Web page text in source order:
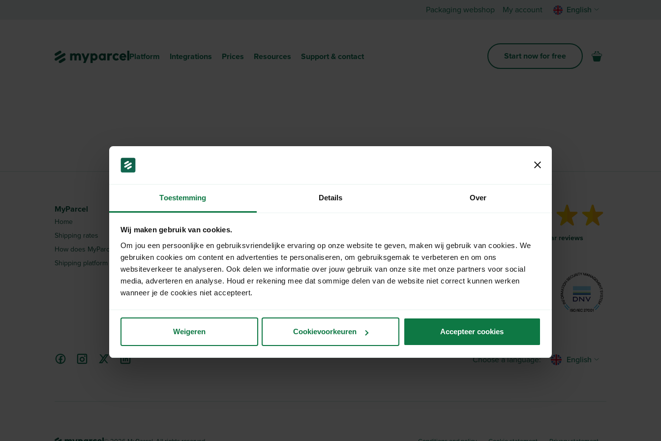
Toestemming Details Over
Wij maken gebruik van cookies.
Om jou een persoonlijke en gebruiksvriendelijke ervaring op onze website te geven, maken wij gebruik van cookies. We
gebruiken cookies om content en advertenties te personaliseren, om gebruiksgemak te verbeteren en om ons
websiteverkeer te analyseren. Ook delen we informatie over jouw gebruik van onze site met onze partners voor social
media, adverteren en analyse. Houd er rekening mee dat sommige delen van de website niet correct kunnen werken
wanneer je de cookies niet accepteert.
Weigeren Cookievoorkeuren Accepteer cookies
Packaging webshop My account English
Platform Integrations Prices Resources Support & contact Start now for free
MyParcel
Home
Shipping rates
How does MyParcel work?
Shipping platform
Information
Articles
Request quotation
More
Our team
More than 1000 five-star reviews
Choose a language: English